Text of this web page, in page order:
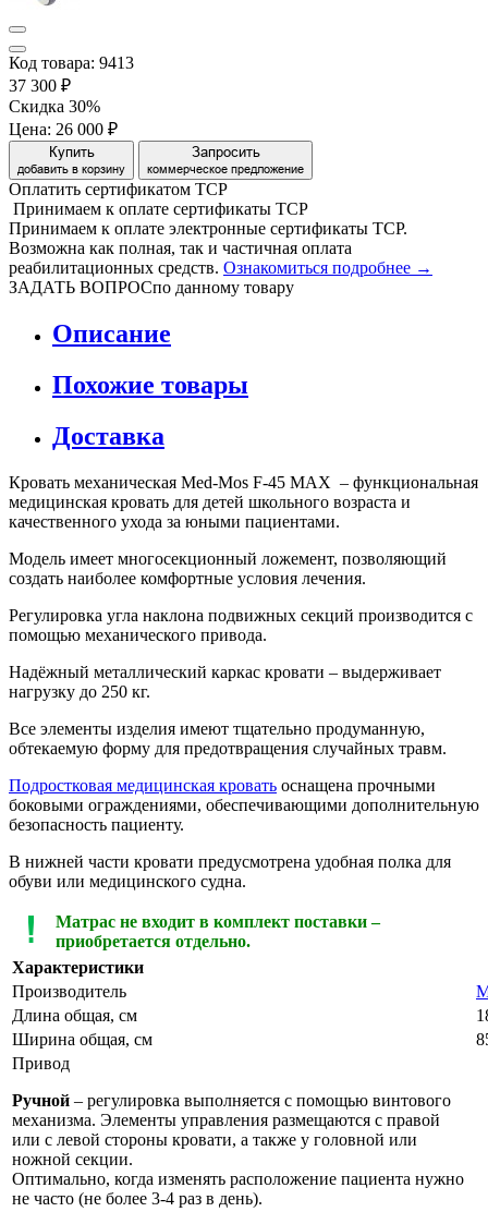
Код товара: 9413
37 300 ₽
Скидка 30%
Цена: 26 000 ₽
Купить
добавить в корзину
Запросить
коммерческое предложение
Оплатить сертификатом ТСР
Принимаем к оплате сертификаты ТСР
Принимаем к оплате электронные сертификаты ТСР.
Возможна как полная, так и частичная оплата
реабилитационных средств. Ознакомиться подробнее →
ЗАДАТЬ ВОПРОСпо данному товару
Описание
Похожие товары
Доставка
Кровать механическая Med-Mos F-45 MAX – функциональная
медицинская кровать для детей школьного возраста и
качественного ухода за юными пациентами.
Модель имеет многосекционный ложемент, позволяющий
создать наиболее комфортные условия лечения.
Регулировка угла наклона подвижных секций производится с
помощью механического привода.
Надёжный металлический каркас кровати – выдерживает
нагрузку до 250 кг.
Все элементы изделия имеют тщательно продуманную,
обтекаемую форму для предотвращения случайных травм.
Подростковая медицинская кровать оснащена прочными
боковыми ограждениями, обеспечивающими дополнительную
безопасность пациенту.
В нижней части кровати предусмотрена удобная полка для
обуви или медицинского судна.
Матрас не входит в комплект поставки –
приобретается отдельно.
Характеристики
Производитель
Длина общая, см
Ширина общая, см
Привод
Ручной – регулировка выполняется с помощью винтового
механизма. Элементы управления размещаются с правой
или с левой стороны кровати, а также у головной или
ножной секции.
Оптимально, когда изменять расположение пациента нужно
не часто (не более 3-4 раз в день).